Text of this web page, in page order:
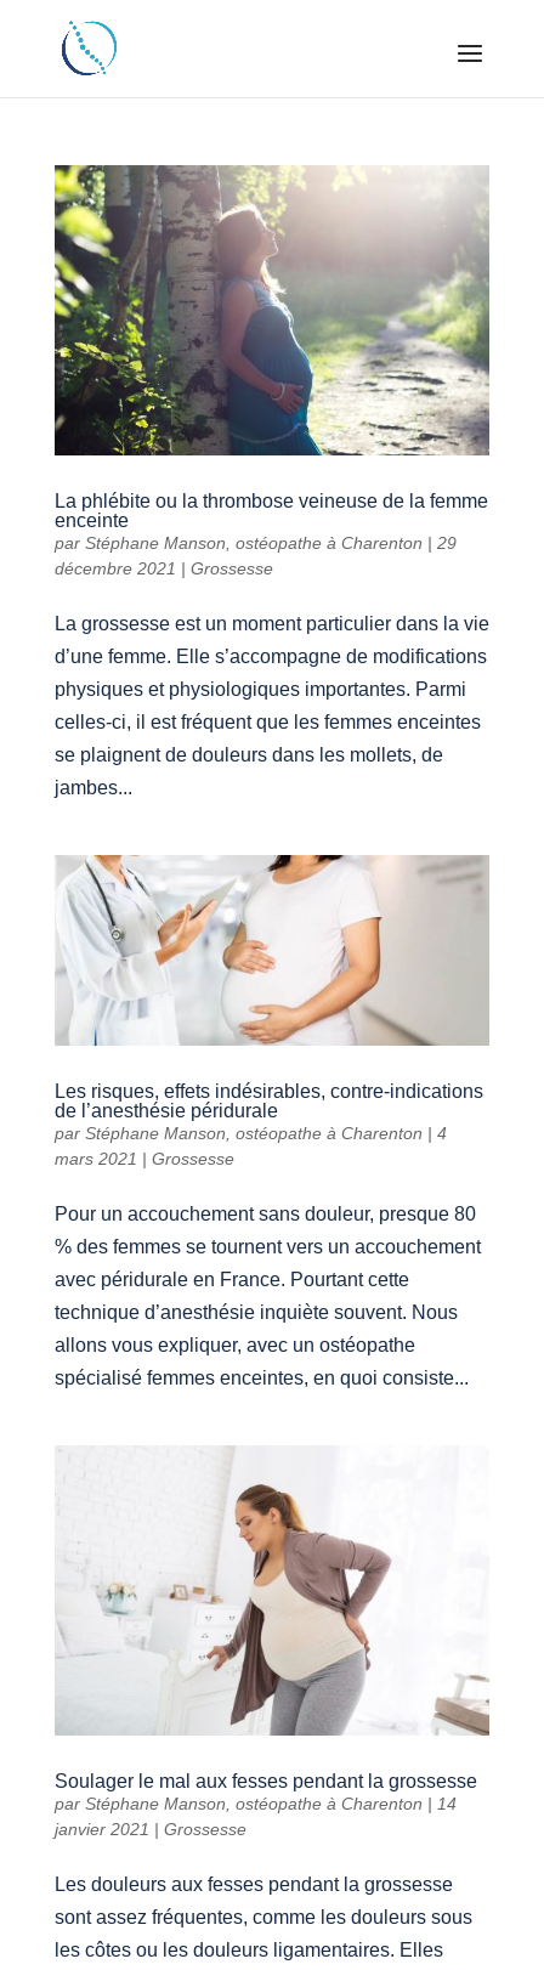
La phlébite ou la thrombose veineuse de la femme
enceinte
par Stéphane Manson, ostéopathe à Charenton | 29
décembre 2021 | Grossesse
La grossesse est un moment particulier dans la vie
d’une femme. Elle s’accompagne de modifications
physiques et physiologiques importantes. Parmi
celles-ci, il est fréquent que les femmes enceintes
se plaignent de douleurs dans les mollets, de
jambes...
Les risques, effets indésirables, contre-indications
de l’anesthésie péridurale
par Stéphane Manson, ostéopathe à Charenton | 4
mars 2021 | Grossesse
Pour un accouchement sans douleur, presque 80
% des femmes se tournent vers un accouchement
avec péridurale en France. Pourtant cette
technique d’anesthésie inquiète souvent. Nous
allons vous expliquer, avec un ostéopathe
spécialisé femmes enceintes, en quoi consiste...
Soulager le mal aux fesses pendant la grossesse
par Stéphane Manson, ostéopathe à Charenton | 14
janvier 2021 | Grossesse
Les douleurs aux fesses pendant la grossesse
sont assez fréquentes, comme les douleurs sous
les côtes ou les douleurs ligamentaires. Elles